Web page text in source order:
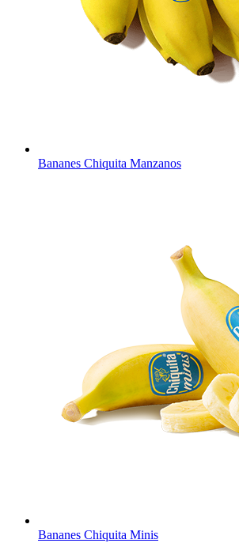
Bananes Chiquita Manzanos
Bananes Chiquita Minis